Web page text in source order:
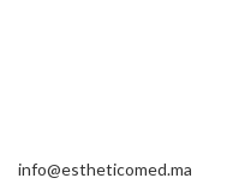
info@estheticomed.ma